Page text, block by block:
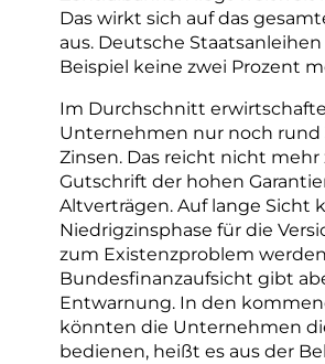
Das wirkt sich auf das
aus. Deutsche
Beispiel keine zwei Prozent
Im Durchschnitt
Unternehmen nur noch rund
Zinsen. Das reicht nicht mehr
Gutschrift der hohen
Altverträgen. Auf lange Sicht
Niedrigzinsphase für die
zum Existenzproblem
Bundesfinanzaufsicht gibt
Entwarnung. In den
könnten die Unternehmen
bedienen, heißt es aus der